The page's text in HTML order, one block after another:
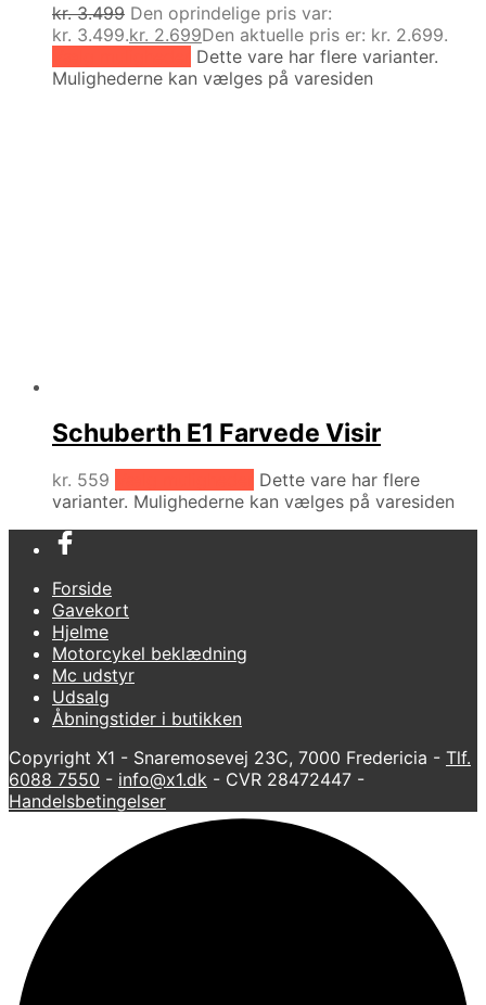
kr.3.499 Den oprindelige pris var:
kr. 3.499.kr. 2.699Den aktuelle pris er: kr. 2.699.
Dette vare har flere varianter.
Mulighederne kan vælges på varesiden
Schuberth E1 Farvede Visir
kr. 559
Dette vare har flere
varianter. Mulighederne kan vælges på varesiden
Forside
Gavekort
Hjelme
Motorcykel beklædning
Mc udstyr
Udsalg
Åbningstider i butikken
Copyright X1 - Snaremosevej 23C, 7000 Fredericia - Tlf.
6088 7550 - info@x1.dk - CVR 28472447 -
Handelsbetingelser